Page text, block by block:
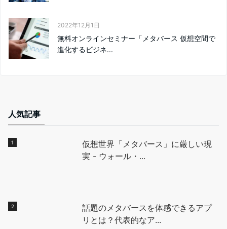
2022年12月1日
無料オンラインセミナー「メタバース 仮想空間で
進化するビジネ...
人気記事
仮想世界「メタバース」に厳しい現
実 - ウォール・...
話題のメタバースを体感できるアプ
リとは？代表的なア...